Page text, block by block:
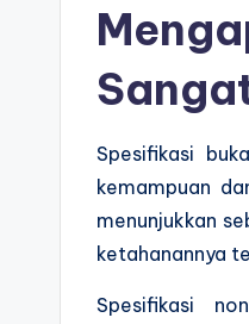
Spesifikasi
kemampuan
menunjukkan
ketahanannya
Spesifikasi